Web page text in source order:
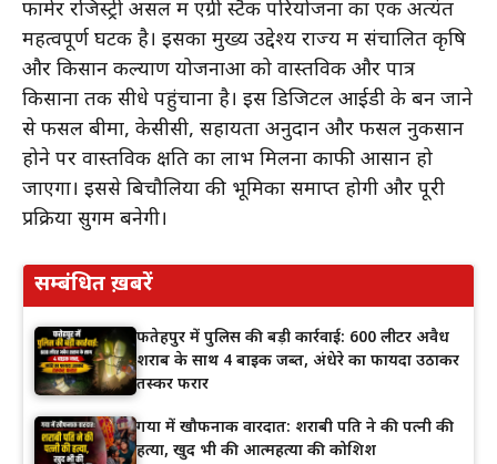
फार्मर रजिस्ट्री असल में एग्री स्टैक परियोजना का एक अत्यंत
महत्वपूर्ण घटक है। इसका मुख्य उद्देश्य राज्य में संचालित कृषि
और किसान कल्याण योजनाओं को वास्तविक और पात्र
किसानों तक सीधे पहुंचाना है। इस डिजिटल आईडी के बन जाने
से फसल बीमा, केसीसी, सहायता अनुदान और फसल नुकसान
होने पर वास्तविक क्षति का लाभ मिलना काफी आसान हो
जाएगा। इससे बिचौलियों की भूमिका समाप्त होगी और पूरी
प्रक्रिया सुगम बनेगी।
सम्बंधित ख़बरें
फतेहपुर में पुलिस की बड़ी कार्रवाई: 600 लीटर अवैध
शराब के साथ 4 बाइक जब्त, अंधेरे का फायदा उठाकर
तस्कर फरार
गया में खौफनाक वारदात: शराबी पति ने की पत्नी की
हत्या, खुद भी की आत्महत्या की कोशिश